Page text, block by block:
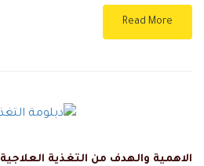
Read More
الاهمية والهدف من التغذية العلاجية